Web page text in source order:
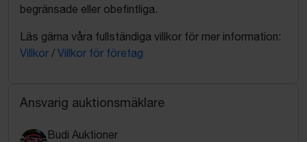
begränsade eller obefintliga.
Läs gärna våra fullständiga villkor för mer information:
Villkor / Villkor för företag
Ansvarig auktionsmäklare
Budi Auktioner